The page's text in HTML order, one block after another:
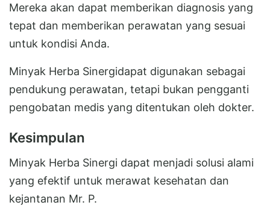
Mereka akan dapat memberikan diagnosis yang
tepat dan memberikan perawatan yang sesuai
untuk kondisi Anda.
Minyak Herba Sinergidapat digunakan sebagai
pendukung perawatan, tetapi bukan pengganti
pengobatan medis yang ditentukan oleh dokter.
Kesimpulan
Minyak Herba Sinergi dapat menjadi solusi alami
yang efektif untuk merawat kesehatan dan
kejantanan Mr. P.